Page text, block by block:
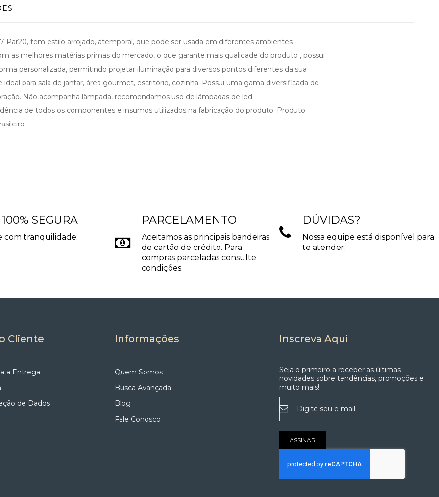
Par20, tem estilo arrojado, atemporal, que pode ser usada em diferentes ambientes.
as melhores matérias primas do mercado, o que garante mais qualidade do produto , possui
personalizada, permitindo projetar iluminação para diversos pontos diferentes da sua
para sala de jantar, área gourmet, escritório, cozinha. Possui uma gama diversificada de
Não acompanha lâmpada, recomendamos uso de lâmpadas de led.
de todos os componentes e insumos utilizados na fabricação do produto. Produto
SEGURA
com tranquilidade.
PARCELAMENTO
Aceitamos as principais bandeiras
de cartão de crédito. Para
compras parceladas consulte
condições.
DÚVIDAS?
Nossa equipe está disponível para
te atender.
Cliente
a Entrega
de Dados
Informações
Quem Somos
Busca Avançada
Blog
Fale Conosco
Inscreva Aqui
Seja o primeiro a receber as últimas
novidades sobre tendências, promoções e
muito mais!
se
Newsletter:
ASSINAR